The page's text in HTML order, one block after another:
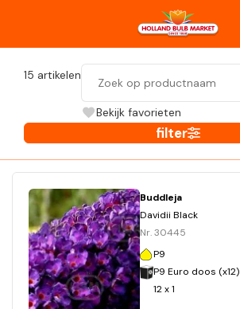
15 artikelen
Bekijk favorieten
filter
Buddleja
Davidii Black
Nr. 30445
P9
P9 Euro doos (x12)
12 x 1